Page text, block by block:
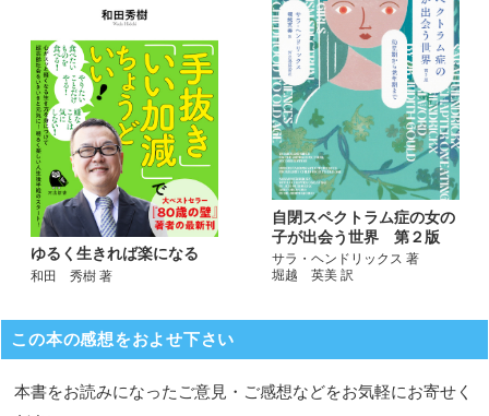
ゆるく生きれば楽になる
和田 秀樹 著
自閉スペクトラム症の女の
子が出会う世界 第２版
サラ・ヘンドリックス 著
堀越 英美 訳
この本の感想をおよせ下さい
本書をお読みになったご意見・ご感想などをお気軽にお寄せく